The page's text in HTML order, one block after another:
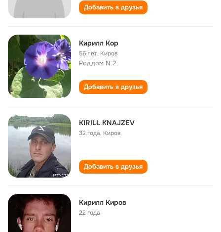
Добавить в друзья
Кирилл Kop
56 лет, Киров
Роддом N 2
Добавить в друзья
KIRILL KNAJZEV
32 года, Киров
Добавить в друзья
Кирилл Киров
22 года